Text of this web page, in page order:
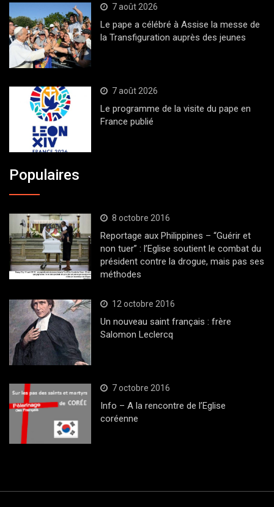
7 août 2026
Le pape a célébré à Assise la messe de
la Transfiguration auprès des jeunes
7 août 2026
Le programme de la visite du pape en
France publié
Populaires
8 octobre 2016
Reportage aux Philippines – “Guérir et
non tuer” : l’Eglise soutient le combat du
président contre la drogue, mais pas ses
méthodes
12 octobre 2016
Un nouveau saint français : frère
Salomon Leclercq
7 octobre 2016
Info – A la rencontre de l’Eglise
coréenne